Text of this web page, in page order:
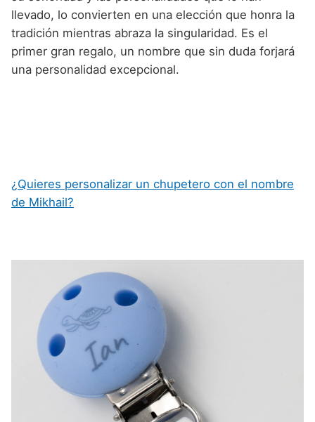
llevado, lo convierten en una elección que honra la
tradición mientras abraza la singularidad. Es el
primer gran regalo, un nombre que sin duda forjará
una personalidad excepcional.
¿Quieres personalizar un chupetero con el nombre
de Mikhail?